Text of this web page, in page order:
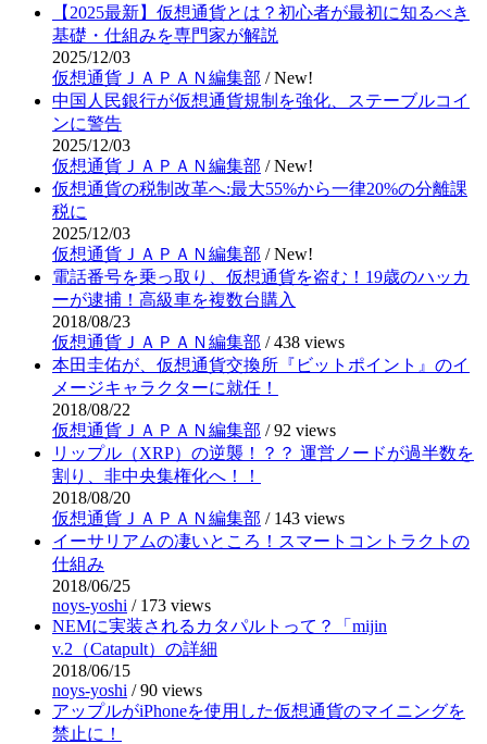
【2025最新】仮想通貨とは？初心者が最初に知るべき
基礎・仕組みを専門家が解説
2025/12/03
仮想通貨ＪＡＰＡＮ編集部 /New!
中国人民銀行が仮想通貨規制を強化、ステーブルコイ
ンに警告
2025/12/03
仮想通貨ＪＡＰＡＮ編集部 /New!
仮想通貨の税制改革へ:最大55%から一律20%の分離課
税に
2025/12/03
仮想通貨ＪＡＰＡＮ編集部 /New!
電話番号を乗っ取り、仮想通貨を盗む！19歳のハッカ
ーが逮捕！高級車を複数台購入
2018/08/23
仮想通貨ＪＡＰＡＮ編集部 /438 views
本田圭佑が、仮想通貨交換所『ビットポイント』のイ
メージキャラクターに就任！
2018/08/22
仮想通貨ＪＡＰＡＮ編集部 /92 views
リップル（XRP）の逆襲！？？ 運営ノードが過半数を
割り、非中央集権化へ！！
2018/08/20
仮想通貨ＪＡＰＡＮ編集部 / 143 views
イーサリアムの凄いところ！スマートコントラクトの
仕組み
2018/06/25
noys-yoshi / 173 views
NEMに実装されるカタパルトって？「mijin
v.2（Catapult）の詳細
2018/06/15
noys-yoshi /90 views
アップルがiPhoneを使用した仮想通貨のマイニングを
禁止に！